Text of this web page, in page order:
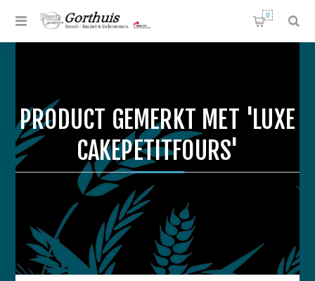
0
PRODUCT GEMERKT MET 'LUXE
CAKEPETITFOURS'